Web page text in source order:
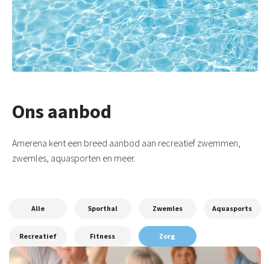
Ons aanbod
Amerena kent een breed aanbod aan recreatief zwemmen,
zwemles, aquasporten en meer.
Alle Sporthal Zwemles Aquasports
Recreatief Fitness Zorg